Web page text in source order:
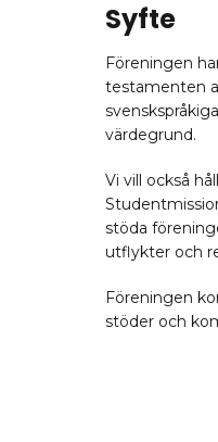
Syfte
Föreningen
testamenten
värdegrund.
Vi vill också
stöda
utflykter och
Föreningen
stöder och